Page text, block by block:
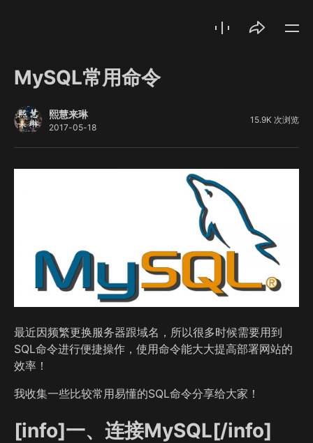
MySQL常用命令
熙慧来琳
2017-05-18
15.9K 次浏览
最近因频繁更换服务器跟域名，所以很多时候需要用到
SQL命令进行便捷操作，使用命令能大大提高部署网站的
效率！
我收集一些比较常用易懂的SQL命令分享给大家！
[info]一、连接MySQL[/info]